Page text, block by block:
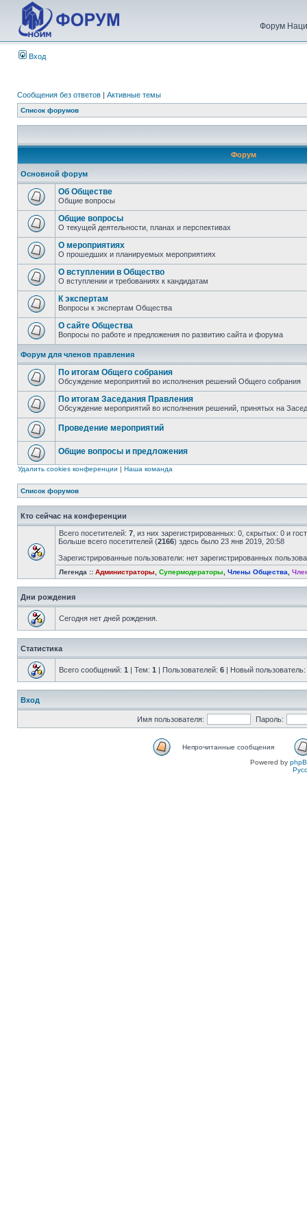
Форум
Вход
Сообщения без ответов | Активные темы
Список форумов
Форум
Основной форум
Об Обществе
Общие вопросы
Общие вопросы
О текущей деятельности, планах и перспективах
О мероприятиях
О прошедших и планируемых мероприятиях
О вступлении в Общество
О вступлении и требованиях к кандидатам
К экспертам
Вопросы к экспертам Общества
О сайте Общества
Вопросы по работе и предложения по развитию сайта и форума
Форум для членов правления
По итогам Общего собрания
Обсуждение мероприятий во исполнения решений Общего собрания
По итогам Заседания Правления
Обсуждение мероприятий во исполнения решений, принятых на
Проведение мероприятий
Общие вопросы и предложения
Удалить cookies конференции | Наша команда
Список форумов
Кто сейчас на конференции
Всего посетителей: 7 , из них зарегистрированных: 0, скрытых: 0 и
Больше всего посетителей (2166) здесь было 23 янв 2019, 20:58
Зарегистрированные пользователи: нет зарегистрированных
Легенда :: Администраторы Супермодераторы Члены Общества
Дни рождения
Сегодня нет дней рождения.
Статистика
Всего сообщений: 1 | Тем: 1 | Пользователей: 6 | Новый пользователь:
Вход
Имя пользователя: Пароль:
Непрочитанные сообщения
Powered by